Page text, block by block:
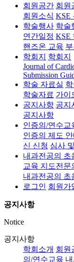
회원공간 회원
회원소식 KSE
학술행사 학술
연간일정 KSE
핸즈온 교육
학회지
학회지
Journal of
Submission
학술 자료실
학술자료 가이
공지사항 공지
공지사항
인증의/연수교
인증의 제도 안
신 신청 심사
내과전공의 초
교육 지도전문
내과전공의 초
로그인 회원가
공지사항
Notice
공지사항
학회소개 회원
의/연수교육